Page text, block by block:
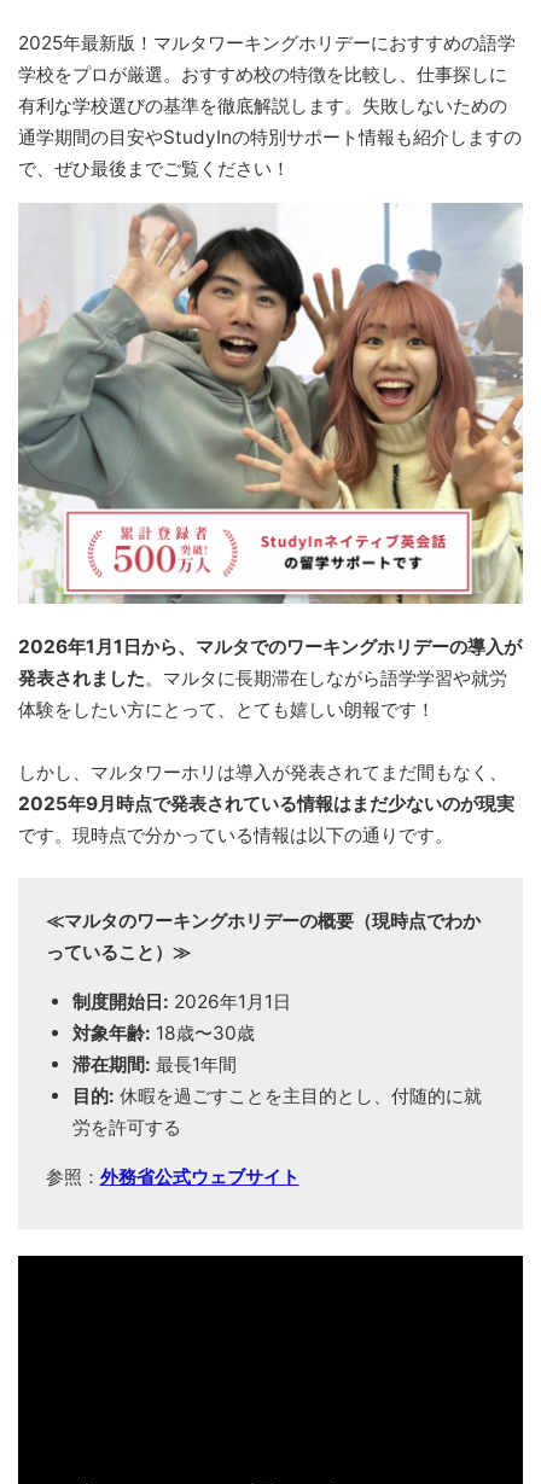
2025年最新版！マルタワーキングホリデーにおすすめの語学
学校をプロが厳選。おすすめ校の特徴を比較し、仕事探しに
有利な学校選びの基準を徹底解説します。失敗しないための
通学期間の目安やStudyInの特別サポート情報も紹介しますの
で、ぜひ最後までご覧ください！
2026年1月1日から、マルタでのワーキングホリデーの導入が
発表されました。マルタに長期滞在しながら語学学習や就労
体験をしたい方にとって、とても嬉しい朗報です！
しかし、マルタワーホリは導入が発表されてまだ間もなく、
2025年9月時点で発表されている情報はまだ少ないのが現実
です。現時点で分かっている情報は以下の通りです。
≪マルタのワーキングホリデーの概要（現時点でわか
っていること）≫
制度開始日: 2026年1月1日
対象年齢: 18歳〜30歳
滞在期間: 最長1年間
目的: 休暇を過ごすことを主目的とし、付随的に就
労を許可する
参照： 外務省公式ウェブサイト